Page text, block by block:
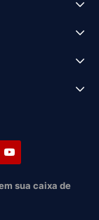
sua caixa de